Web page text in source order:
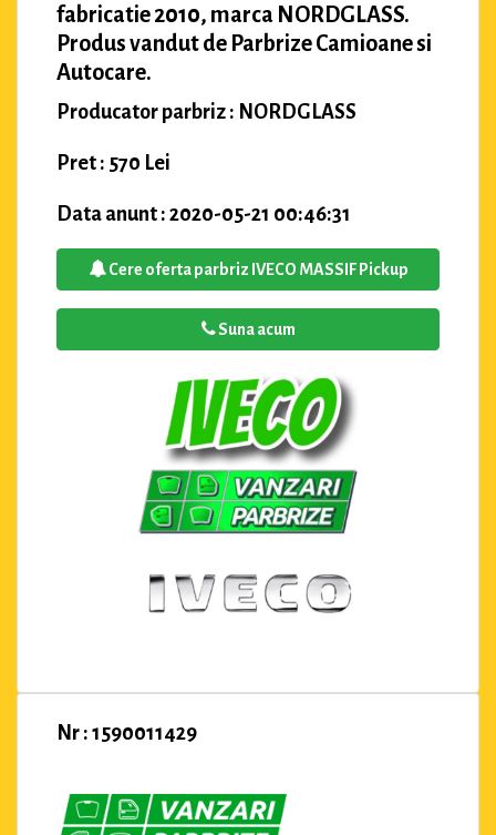
fabricatie 2010, marca NORDGLASS.
Produs vandut de Parbrize Camioane si
Autocare.
Producator parbriz : NORDGLASS
Pret : 570 Lei
Data anunt : 2020-05-21 00:46:31
Cere oferta parbriz IVECO MASSIF Pickup
Suna acum
Nr : 1590011429